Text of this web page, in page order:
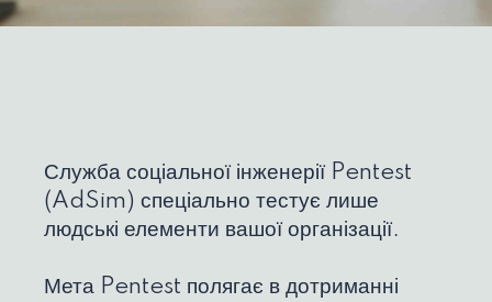
Служба соціальної інженерії Pentest
(AdSim) спеціально тестує лише
людські елементи вашої організації.
Мета Pentest полягає в дотриманні